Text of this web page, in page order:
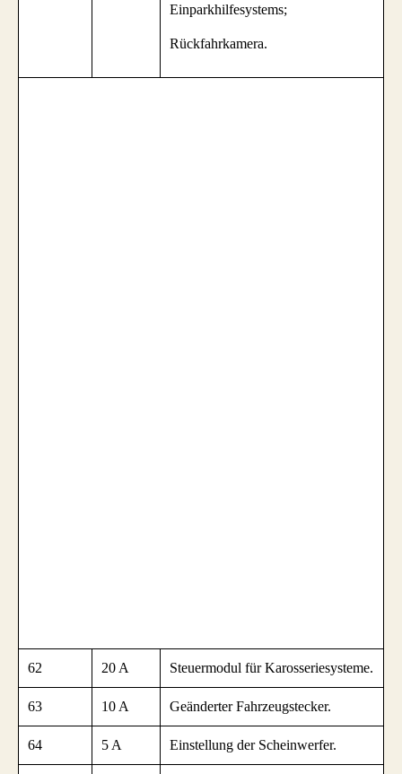
Einparkhilfesystems;
Rückfahrkamera.
62 20 A Steuermodul für Karosseriesysteme.
63 10 A Geänderter Fahrzeugstecker.
64 5 A Einstellung der Scheinwerfer.